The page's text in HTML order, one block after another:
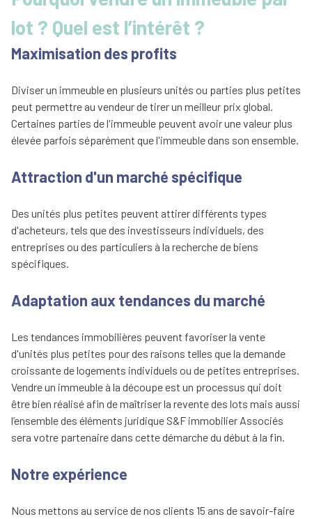
recrutement
lot ? Quel est l’intérêt ?
Maximisation des profits
Diviser un immeuble en plusieurs unités ou parties plus petites
peut permettre au vendeur de tirer un meilleur prix global.
Certaines parties de l'immeuble peuvent avoir une valeur plus
élevée parfois séparément que l'immeuble dans son ensemble.
Attraction d'un marché spécifique
Des unités plus petites peuvent attirer différents types
d'acheteurs, tels que des investisseurs individuels, des
entreprises ou des particuliers à la recherche de biens
spécifiques.
Adaptation aux tendances du marché
Les tendances immobilières peuvent favoriser la vente
d'unités plus petites pour des raisons telles que la demande
croissante de logements individuels ou de petites entreprises.
Vendre un immeuble à la découpe est un processus qui doit
être bien réalisé afin de maîtriser la revente des lots mais aussi
l’ensemble des éléments juridique S&F immobilier Associés
sera votre partenaire dans cette démarche du début à la fin.
Notre expérience
Nous mettons au service de nos clients 15 ans de savoir-faire